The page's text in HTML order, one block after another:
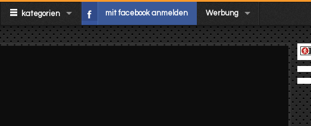
kategorien mit facebook anmelden Werbung